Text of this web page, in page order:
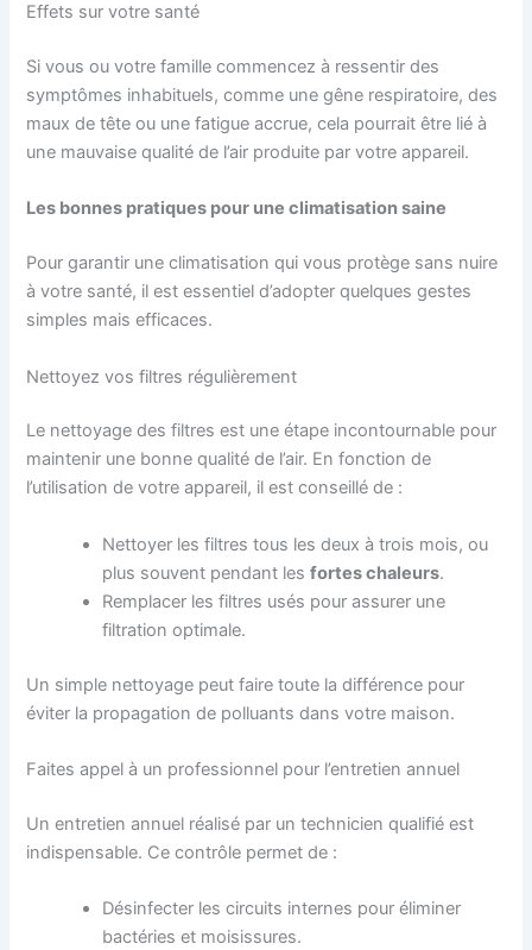
Effets sur votre santé
Si vous ou votre famille commencez à ressentir des
symptômes inhabituels, comme une gêne respiratoire, des
maux de tête ou une fatigue accrue, cela pourrait être lié à
une mauvaise qualité de l’air produite par votre appareil.
Les bonnes pratiques pour uneclimatisation saine
Pour garantir une climatisation qui vous protège sans nuire
à votre santé, il est essentiel d’adopter quelques gestes
simples mais efficaces.
Nettoyez vos filtres régulièrement
Le nettoyage des filtres est une étape incontournable pour
maintenir une bonne qualité de l’air. En fonction de
l’utilisation de votre appareil, il est conseillé de :
Nettoyer les filtres tous les deux à trois mois, ou
plus souvent pendant lesfortes chaleurs.
Remplacer les filtres usés pour assurer une
filtration optimale.
Un simple nettoyage peut faire toute la différence pour
éviter la propagation de polluants dans votre maison.
Faites appel à un professionnel pour l’entretien annuel
Un entretien annuel réalisé par un technicien qualifié est
indispensable. Ce contrôle permet de :
Désinfecter les circuits internes pour éliminer
bactéries et moisissures.